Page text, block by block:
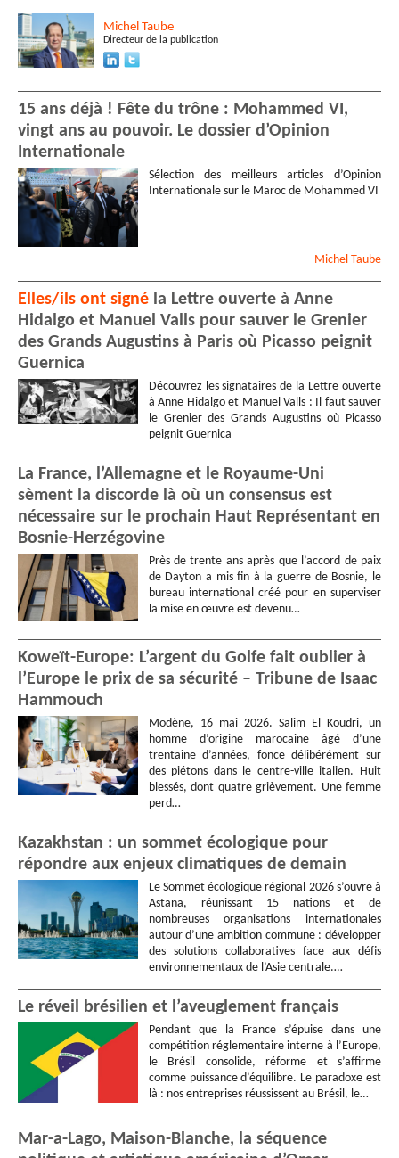
Michel Taube
Directeur de la publication
15 ans déjà ! Fête du trône : Mohammed VI,
vingt ans au pouvoir. Le dossier d’Opinion
Internationale
Sélection des meilleurs articles d’Opinion
Internationale sur le Maroc de Mohammed VI
Michel Taube
Elles/ils ont signé la Lettre ouverte à Anne
Hidalgo et Manuel Valls pour sauver le Grenier
des Grands Augustins à Paris où Picasso peignit
Guernica
Découvrez les signataires de la Lettre ouverte
à Anne Hidalgo et Manuel Valls : Il faut sauver
le Grenier des Grands Augustins où Picasso
peignit Guernica
La France, l’Allemagne et le Royaume-Uni
sèment la discorde là où un consensus est
nécessaire sur le prochain Haut Représentant en
Bosnie-Herzégovine
Près de trente ans après que l’accord de paix
de Dayton a mis fin à la guerre de Bosnie, le
bureau international créé pour en superviser
la mise en œuvre est devenu…
Koweït-Europe: L’argent du Golfe fait oublier à
l’Europe le prix de sa sécurité – Tribune de Isaac
Hammouch
Modène, 16 mai 2026. Salim El Koudri, un
homme d’origine marocaine âgé d’une
trentaine d’années, fonce délibérément sur
des piétons dans le centre-ville italien. Huit
blessés, dont quatre grièvement. Une femme
perd…
Kazakhstan : un sommet écologique pour
répondre aux enjeux climatiques de demain
Le Sommet écologique régional 2026 s’ouvre à
Astana, réunissant 15 nations et de
nombreuses organisations internationales
autour d’une ambition commune : développer
des solutions collaboratives face aux défis
environnementaux de l’Asie centrale.…
Le réveil brésilien et l’aveuglement français
Pendant que la France s’épuise dans une
compétition réglementaire interne à l’Europe,
le Brésil consolide, réforme et s’affirme
comme puissance d’équilibre. Le paradoxe est
là : nos entreprises réussissent au Brésil, le…
Mar-a-Lago, Maison-Blanche, la séquence